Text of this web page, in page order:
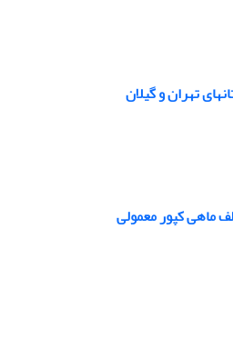
تهران و گیلان
ماهی کپور معمولی